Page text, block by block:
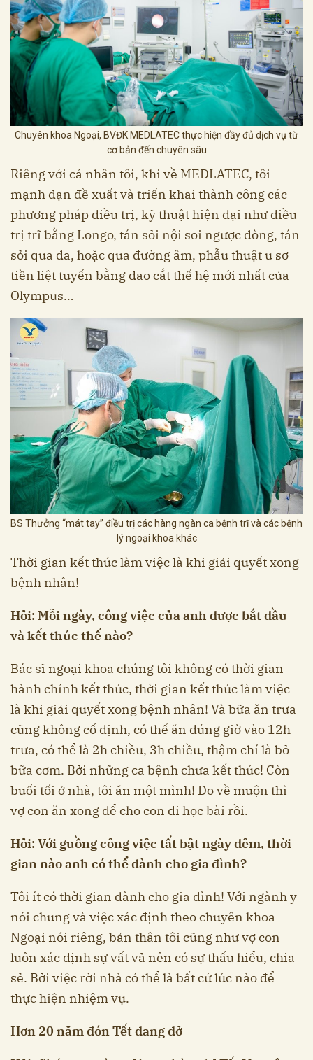
Chuyên khoa Ngoại, BVĐK MEDLATEC thực hiện đầy đủ dịch vụ từ
cơ bản đến chuyên sâu
Riêng với cá nhân tôi, khi về MEDLATEC, tôi
mạnh dạn đề xuất và triển khai thành công các
phương pháp điều trị, kỹ thuật hiện đại như điều
trị trĩ bằng Longo, tán sỏi nội soi ngược dòng, tán
sỏi qua da, hoặc qua đường âm, phẫu thuật u sơ
tiền liệt tuyến bằng dao cắt thế hệ mới nhất của
Olympus…
BS Thưởng “mát tay” điều trị các hàng ngàn ca bệnh trĩ và các bệnh
lý ngoại khoa khác
Thời gian kết thúc làm việc là khi giải quyết xong
bệnh nhân!
Hỏi: Mỗi ngày, công việc của anh được bắt đầu
và kết thúc thế nào?
Bác sĩ ngoại khoa chúng tôi không có thời gian
hành chính kết thúc, thời gian kết thúc làm việc
là khi giải quyết xong bệnh nhân! Và bữa ăn trưa
cũng không cố định, có thể ăn đúng giờ vào 12h
trưa, có thể là 2h chiều, 3h chiều, thậm chí là bỏ
bữa cơm. Bởi những ca bệnh chưa kết thúc! Còn
buổi tối ở nhà, tôi ăn một mình! Do về muộn thì
vợ con ăn xong để cho con đi học bài rồi.
Hỏi: Với guồng công việc tất bật ngày đêm, thời
gian nào anh có thể dành cho gia đình?
Tôi ít có thời gian dành cho gia đình! Với ngành y
nói chung và việc xác định theo chuyên khoa
Ngoại nói riêng, bản thân tôi cũng như vợ con
luôn xác định sự vất vả nên có sự thấu hiểu, chia
sẻ. Bởi việc rời nhà có thể là bất cứ lúc nào để
thực hiện nhiệm vụ.
Hơn 20 năm đón Tết dang dở